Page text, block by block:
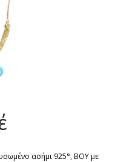
ασήμι 925°, BOY με